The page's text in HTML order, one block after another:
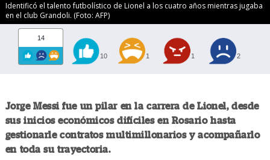
Identificó el talento futbolístico de Lionel a los cuatro años mientras jugaba
en el club Grandoli. (Foto: AFP)
14
10 1 1 2
Jorge Messi fue un pilar en la carrera de Lionel, desde
sus inicios económicos difíciles en Rosario hasta
gestionarle contratos multimillonarios y acompañarlo
en toda su trayectoria.